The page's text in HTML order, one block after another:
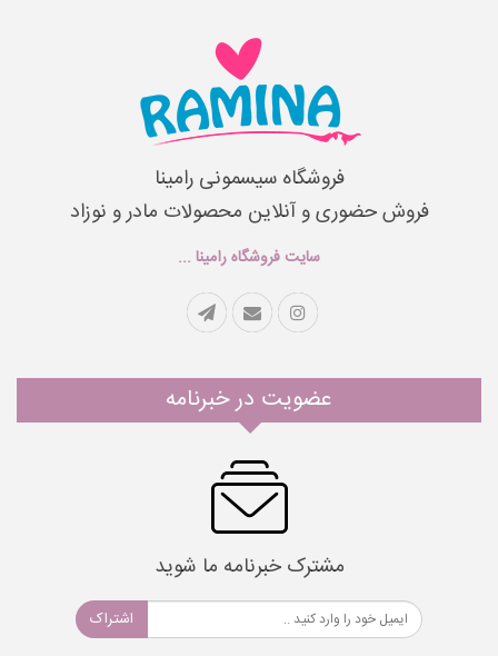
فروشگاه سیسمونی رامینا
فروش حضوری و آنلاین محصولات مادر و نوزاد
سایت فروشگاه رامینا ...
عضویت در خبرنامه
مشترک خبرنامه ما شوید
اشتراک